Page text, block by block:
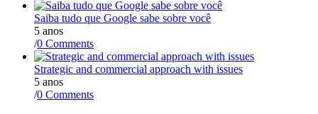
Saiba tudo que Google sabe sobre você
5 anos
/0 Comments
Strategic and commercial approach with issues
5 anos
/0 Comments